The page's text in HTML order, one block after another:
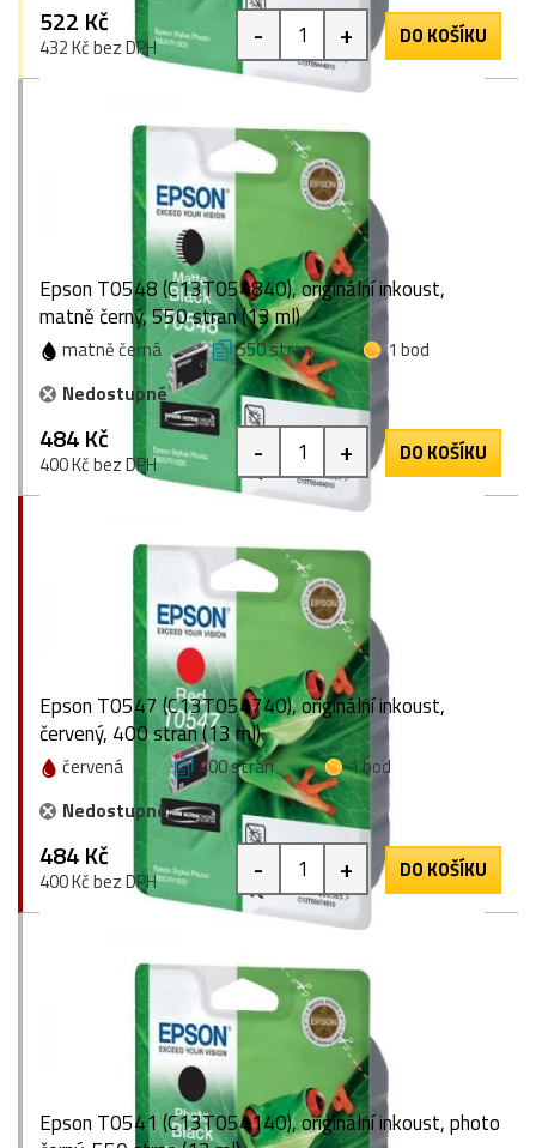
522 Kč
432 Kč bez DPH - + DO KOŠÍKU
Epson T0548 (C13T054840), originální inkoust,
matně černý, 550 stran (13 ml)
matně černá 550 stran
1 bod
Nedostupné
484 Kč
400 Kč bez DPH - + DO KOŠÍKU
Epson T0547 (C13T054740), originální inkoust,
červený, 400 stran (13 ml)
červená 400 stran
1 bod
Nedostupné
484 Kč
400 Kč bez DPH - + DO KOŠÍKU
Epson T0541 (C13T054140), originální inkoust, photo